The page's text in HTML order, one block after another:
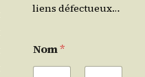
liens défectueux…
Nom*